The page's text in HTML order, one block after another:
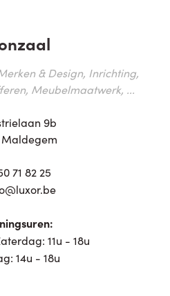
& Design, Inrichting,
Meubelmaatwerk, ...
9b
71 82 25
11u - 18u
14u - 18u